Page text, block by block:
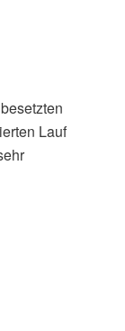
Lauf